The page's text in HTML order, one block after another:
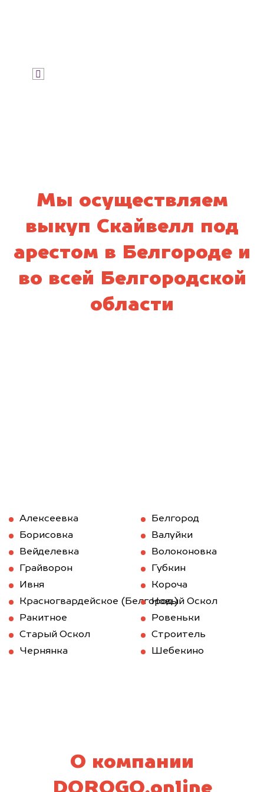
Мы осуществляем
выкуп Скайвелл под
арестом в Белгороде и
во всей Белгородской
области
Алексеевка
Белгород
Борисовка
Валуйки
Вейделевка
Волоконовка
Грайворон
Губкин
Ивня
Короча
Красногвардейское (Белгород.)Новый Оскол
Ракитное
Ровеньки
Старый Оскол
Строитель
Чернянка
Шебекино
О компании